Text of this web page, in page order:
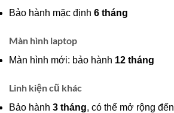
Bảo hành mặc định 6 tháng
Màn hình laptop
Màn hình mới: bảo hành 12 tháng
Linh kiện cũ khác
Bảo hành 3 tháng, có thể mở rộng đến